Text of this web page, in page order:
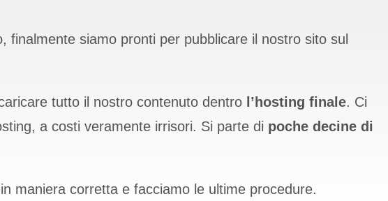
finalmente siamo pronti per pubblicare il nostro sito sul
tutto il nostro contenuto dentro l’hosting finale. Ci
a costi veramente irrisori. Si parte di poche decine di
maniera corretta e facciamo le ultime procedure.